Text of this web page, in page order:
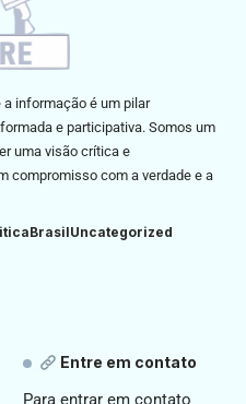
informação é um pilar
e participativa. Somos um
uma visão crítica e
compromisso com a verdade e a
BrasilUncategorized
Entre em contato
Para entrar em contato